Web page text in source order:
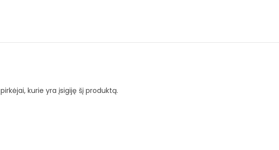
kurie yra įsigiję šį produktą.